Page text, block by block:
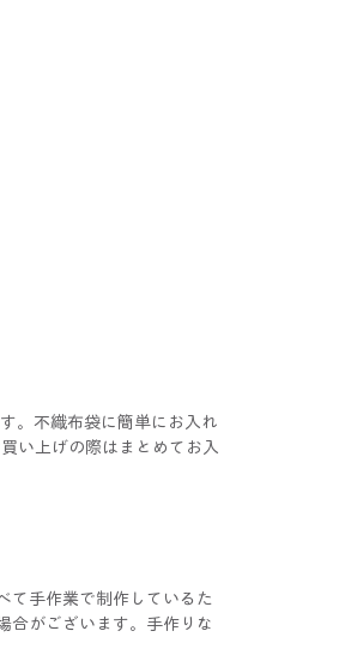
。不織布袋に簡単にお入れ
い上げの際はまとめてお入
て手作業で制作しているた
合がございます。手作りな